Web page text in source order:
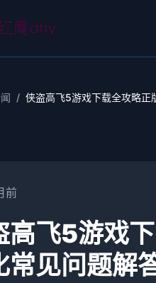
/ 侠盗高飞5游戏下载全攻略正
前
高飞5游戏
常见问题解